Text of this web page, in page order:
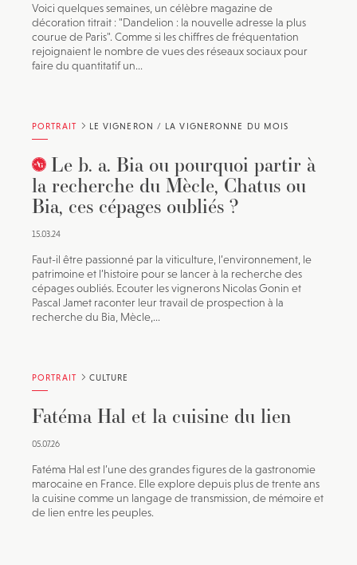
Voici quelques semaines, un célèbre magazine de
décoration titrait : "Dandelion : la nouvelle adresse la plus
courue de Paris". Comme si les chiffres de fréquentation
rejoignaient le nombre de vues des réseaux sociaux pour
faire du quantitatif un...
PORTRAIT LE VIGNERON / LA VIGNERONNE DU MOIS
Le b. a. Bia ou pourquoi partir à
la recherche du Mècle, Chatus ou
Bia, ces cépages oubliés ?
15.03.24
Faut-il être passionné par la viticulture, l’environnement, le
patrimoine et l’histoire pour se lancer à la recherche des
cépages oubliés. Ecouter les vignerons Nicolas Gonin et
Pascal Jamet raconter leur travail de prospection à la
recherche du Bia, Mècle,...
PORTRAIT CULTURE
Fatéma Hal et la cuisine du lien
05.07.26
Fatéma Hal est l’une des grandes figures de la gastronomie
marocaine en France. Elle explore depuis plus de trente ans
la cuisine comme un langage de transmission, de mémoire et
de lien entre les peuples.